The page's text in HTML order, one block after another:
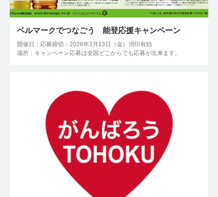
ベルマークでつなごう 能登応援キャンペーン
開催日：応募締切：2026年3月13日（金）消印有効
場所：キャンペーン応募は全国どこからでも応募が出来ます。